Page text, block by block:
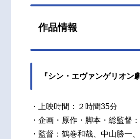
作品情報
『シン・エヴァンゲリオン
・上映時間：２時間35分
・企画・原作・脚本・総監督
・監督：鶴巻和哉、中山勝一